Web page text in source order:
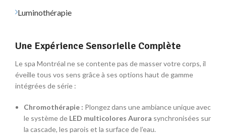
Luminothérapie
Une Expérience Sensorielle Complète
Le spa Montréal ne se contente pas de masser votre corps, il
éveille tous vos sens grâce à ses options haut de gamme
intégrées de série :
Chromothérapie : Plongez dans une ambiance unique avec
le système de LED multicolores Aurora synchronisées sur
la cascade, les parois et la surface de l’eau.